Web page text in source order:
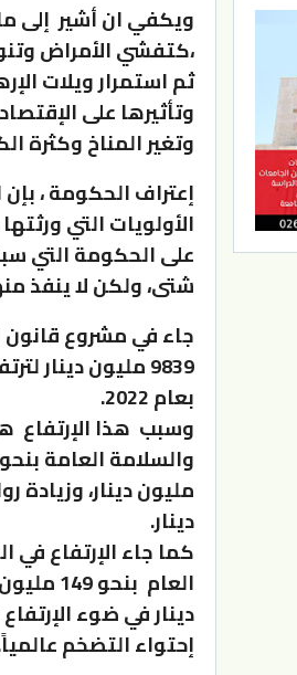
ويكفي ان أشير إلى ما
،كتفشي الأمراض
ثم استمرار ويلات
وتأثيرها على
وتغير المناخ وكثرة
إعتراف الحكومة ،
الأولويات التي
على الحكومة التي
شتى، ولكن لا ينفذ
بعام 2022.
وسبب هذا الإرتفاع
دينار.
كما جاء الإرتفاع في
دينار في ضوء
إحتواء التضخم